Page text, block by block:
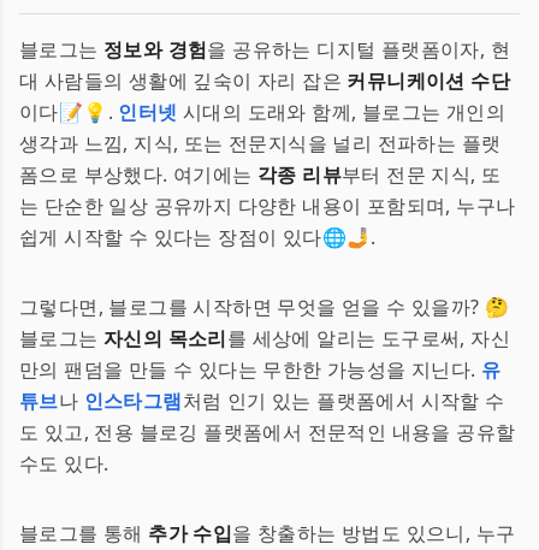
블로그는 정보와 경험을 공유하는 디지털 플랫폼이자, 현
대 사람들의 생활에 깊숙이 자리 잡은 커뮤니케이션 수단
이다📝💡. 인터넷 시대의 도래와 함께, 블로그는 개인의
생각과 느낌, 지식, 또는 전문지식을 널리 전파하는 플랫
폼으로 부상했다. 여기에는 각종 리뷰부터 전문 지식, 또
는 단순한 일상 공유까지 다양한 내용이 포함되며, 누구나
쉽게 시작할 수 있다는 장점이 있다🌐🤳.
그렇다면, 블로그를 시작하면 무엇을 얻을 수 있을까? 🤔
블로그는 자신의 목소리를 세상에 알리는 도구로써, 자신
만의 팬덤을 만들 수 있다는 무한한 가능성을 지닌다. 유
튜브나 인스타그램처럼 인기 있는 플랫폼에서 시작할 수
도 있고, 전용 블로깅 플랫폼에서 전문적인 내용을 공유할
수도 있다.
블로그를 통해 추가 수입을 창출하는 방법도 있으니, 누구